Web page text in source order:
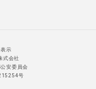
示
式会社
安委員会
号